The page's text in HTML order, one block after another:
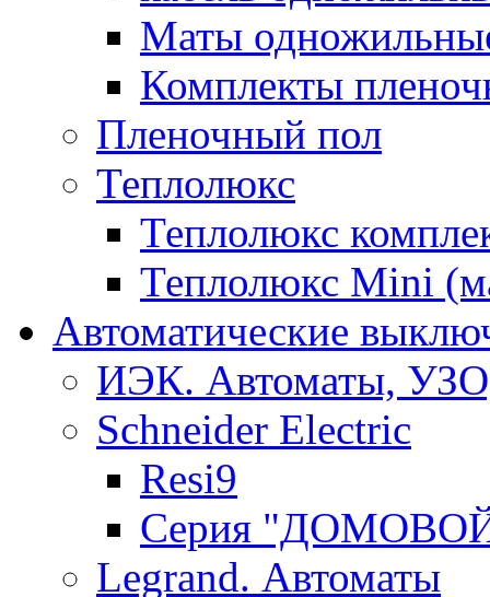
Маты
Комплекты
Пленочный пол
Теплолюкс
Теплолюкс
Теплолюкс Mini
Автоматические
ИЭК. Автоматы,
Schneider Electric
Resi9
Серия
Legrand. Автоматы